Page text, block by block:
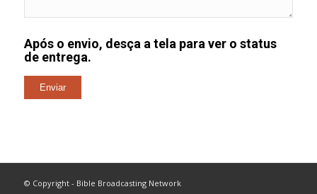
Após o envio, desça a tela para ver o status
de entrega.
© Copyright - Bible Broadcasting Network